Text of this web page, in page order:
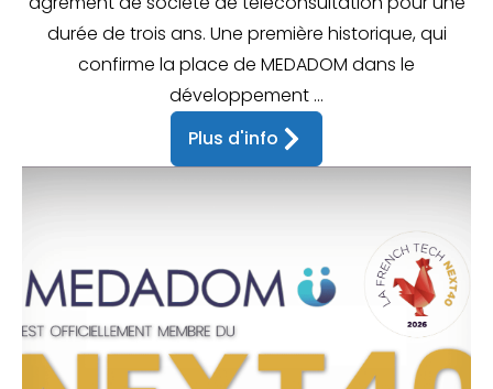
durée de trois ans. Une première historique, qui
confirme la place de MEDADOM dans le
développement ...
Plus d'info